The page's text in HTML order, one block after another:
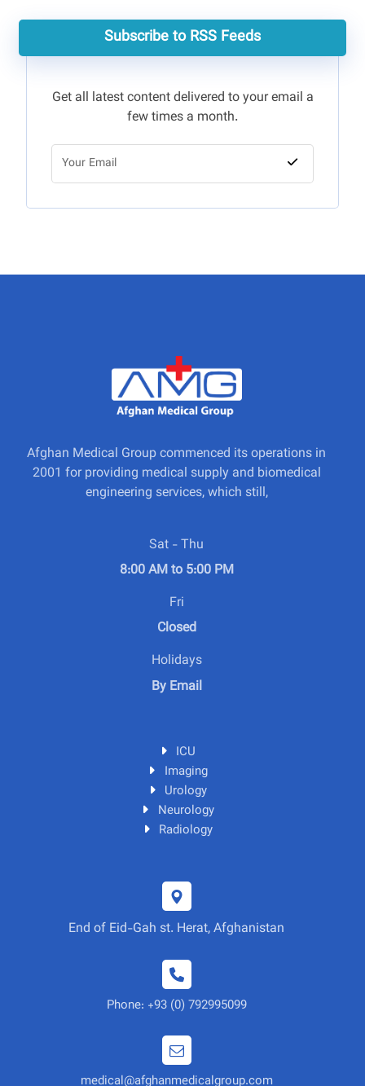
Subscribe to RSS Feeds
Get all latest content delivered to your email a
few times a month.
Afghan Medical Group commenced its operations in
2001 for providing medical supply and biomedical
engineering services, which still,
Sat - Thu
8:00 AM to 5:00 PM
Fri
Closed
Holidays
By Email
ICU
Imaging
Urology
Neurology
Radiology
End of Eid-Gah st. Herat, Afghanistan
Phone: +93 (0) 792995099
medical@afghanmedicalgroup.com